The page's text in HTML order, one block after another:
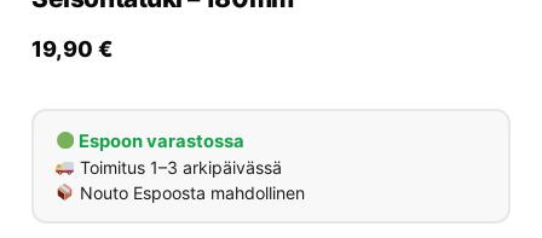
19,90 €
Espoon varastossa
Toimitus 1–3 arkipäivässä
Nouto Espoosta mahdollinen